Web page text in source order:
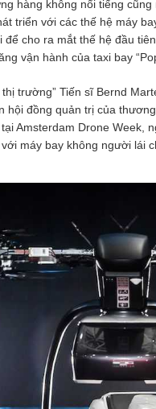
hàng không nổi tiếng
triển với các thế hệ máy
cho ra mắt thế hệ đầu
vận hành của taxi bay
trường” Tiến sĩ Bernd
hội đồng quản trị của
Amsterdam Drone Week,
máy bay không người lái